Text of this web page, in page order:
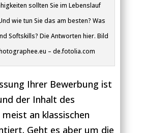
sollten Sie im Lebenslauf
wie tun Sie das am besten? Was
Softskills? Die Antworten hier. Bild
– de.fotolia.com
Ihrer Bewerbung ist
der Inhalt des
an klassischen
Geht es aber um die